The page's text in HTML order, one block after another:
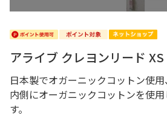
アライブ クレヨンリード
日本製でオガーニックコットン使
内側にオーガニックコットンを使
す。